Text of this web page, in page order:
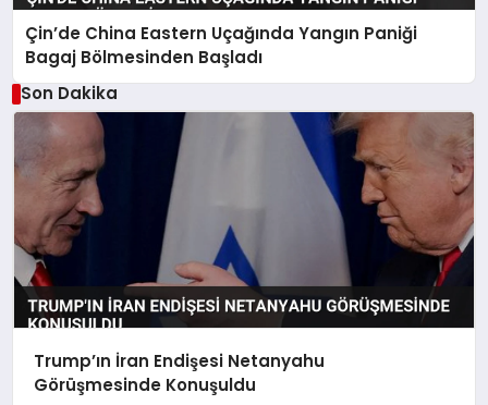
Çin’de China Eastern Uçağında Yangın Paniği
Bagaj Bölmesinden Başladı
Son Dakika
Trump’ın İran Endişesi Netanyahu
Görüşmesinde Konuşuldu